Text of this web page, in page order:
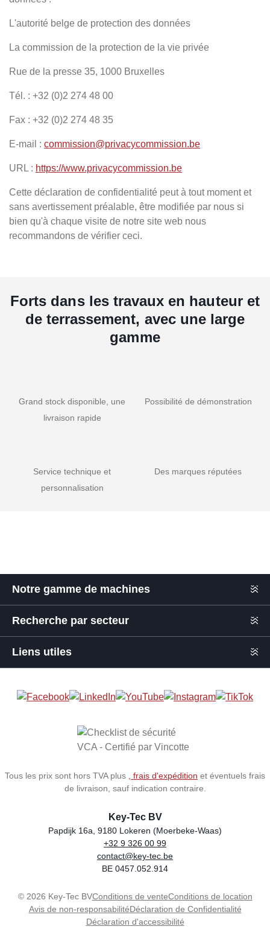
L'autorité belge de protection des données
La commission de la protection de la vie privée
Rue de la presse 35, 1000 Bruxelles
Tél. : +32 (0)2 274 48 00
Fax : +32 (0)2 274 48 35
E-mail : commission@privacycommission.be
URL : https://www.privacycommission.be
Cette déclaration de confidentialité peut à tout moment et
sans avertissement préalable, être modifiée par nous si
bien qu'à chaque visite de notre site web nous
recommandons de vérifier ceci.
Forts dans les travaux en hauteur et
de terrassement, avec une large
gamme
Grand stock disponible, une
livraison rapide
Possibilité de démonstration
Service technique et
personnalisation
Des marques réputées
Notre gamme de machines
Recherche par secteur
Liens utiles
Tous les prix sont hors TVA plus , frais d'expédition et éventuels frais
de livraison, sauf indication contraire.
Store name
Key-Tec BV
Address
Papdijk 16a, 9180 Lokeren (Moerbeke-Waas)
Phone
+32 9 326 00 99
Email
contact@key-tec.be
VAT number
BE 0457.052.914
© 2026 Key-Tec BVConditions de venteConditions de location
Avis de non-responsabilitéDéclaration de Confidentialité
Déclaration d'accessibilité